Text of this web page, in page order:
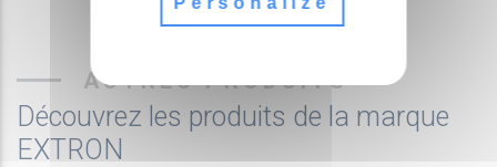
AUTRES PRODUITS
Découvrez les produits de la marque
EXTRON